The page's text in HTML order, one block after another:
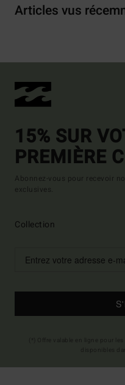
Articles vus
15% SUR
PREMIÈRE
Abonnez-vous pour recevoir
exclusives.
Collection